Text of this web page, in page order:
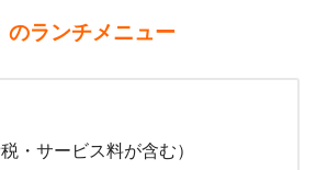
のランチメニュー
・サービス料が含む）